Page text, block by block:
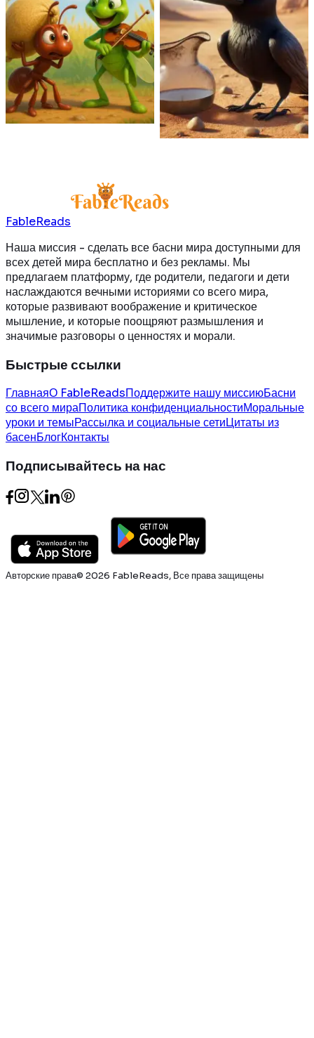
Муравей трудится и
собирает еду на зиму, а
кузнечик играет и в итоге
остается голодным.
Читать далее
Умная ворона бросала
камешки в кувшин, чтобы
поднять уровень воды и
наконец напиться и утолить
жажду.
Читать далее
FableReads
Наша миссия - сделать все басни мира доступными для
всех детей мира бесплатно и без рекламы. Мы
предлагаем платформу, где родители, педагоги и дети
наслаждаются вечными историями со всего мира,
которые развивают воображение и критическое
мышление, и которые поощряют размышления и
значимые разговоры о ценностях и морали.
Быстрые ссылки
ГлавнаяО FableReadsПоддержите нашу миссиюБасни
со всего мираПолитика конфиденциальностиМоральные
уроки и темыРассылка и социальные сетиЦитаты из
басенБлогКонтакты
Подписывайтесь на нас
Авторские права© 2026 FableReads, Все права защищены